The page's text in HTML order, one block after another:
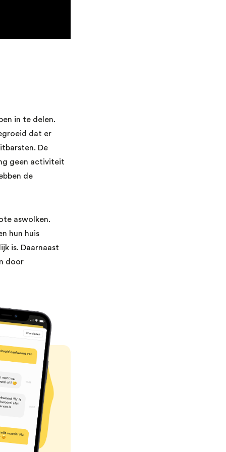
in te delen.
dat er
De
geen activiteit
de
aswolken.
hun huis
is. Daarnaast
door